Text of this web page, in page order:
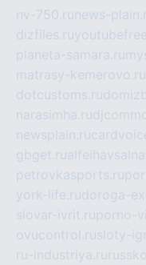
nv-750.ru news-
dizfiles.ru
planeta-samara.ru
matrasy-kemerovo.ru
dotcustoms.ru
narasimha.ru
newsplain.ru
gbget.ru
petrovkasports.ru
york-life.rudoroga-
slovar-ivrit.ruporno-
ovucontrol.rusloty-
ru-industriya.ru